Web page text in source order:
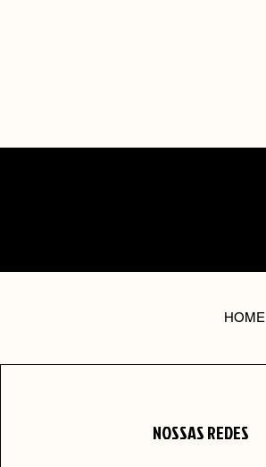
HOME
NOSSAS REDES